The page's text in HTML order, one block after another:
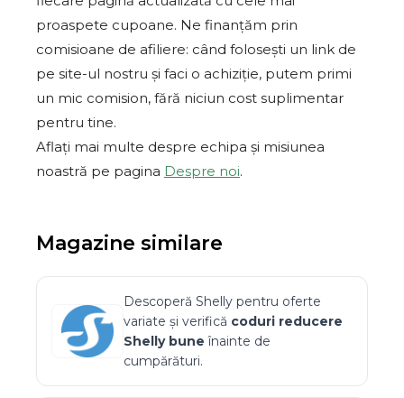
proaspete cupoane. Ne finanțăm prin
comisioane de afiliere: când folosești un link de
pe site-ul nostru și faci o achiziție, putem primi
un mic comision, fără niciun cost suplimentar
pentru tine.
Aflați mai multe despre echipa și misiunea
noastră pe pagina Despre noi.
Magazine similare
Descoperă Shelly pentru oferte
variate și verifică coduri reducere
Shellybune înainte de
cumpărături.